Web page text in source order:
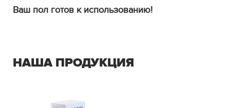
Ваш пол готов к использованию!
НАША ПРОДУКЦИЯ